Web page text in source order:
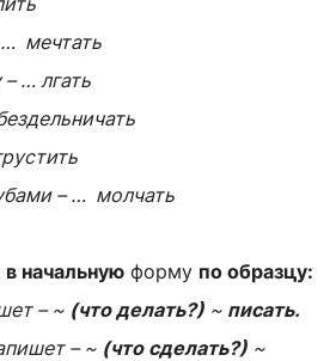
… мечтать
… лгать
– … молчать
в начальную форму по образцу:
– ~ (что делать?) ~ писать.
– ~ (что сделать?) ~